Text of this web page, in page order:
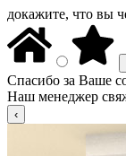
докажите, что вы
Спасибо за Ваше
Наш менеджер